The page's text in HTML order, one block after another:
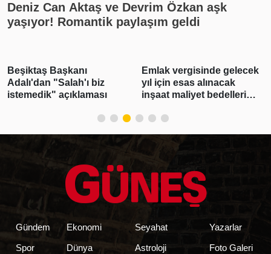
Deniz Can Aktaş ve Devrim Özkan aşk
yaşıyor! Romantik paylaşım geldi
Beşiktaş Başkanı
Adalı'dan "Salah'ı biz
istemedik" açıklaması
Emlak vergisinde gelecek
yıl için esas alınacak
inşaat maliyet bedelleri
Gündem
Spor
Ekonomi
Dünya
Seyahat
Astroloji
Yazarlar
Foto Galeri